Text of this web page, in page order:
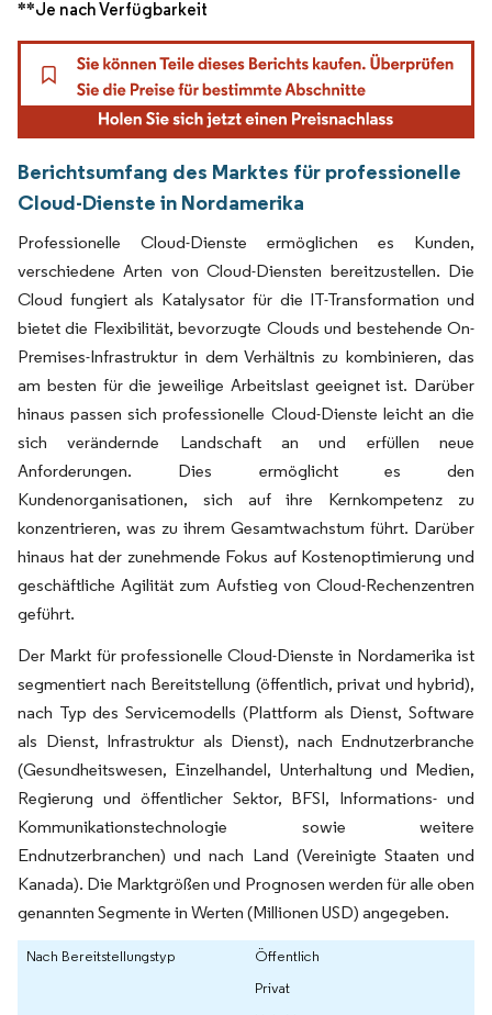
**Je nach Verfügbarkeit
Berichtsumfang des Marktes für professionelle
Cloud-Dienste in Nordamerika
Professionelle Cloud-Dienste ermöglichen es Kunden,
verschiedene Arten von Cloud-Diensten bereitzustellen. Die
Cloud fungiert als Katalysator für die IT-Transformation und
bietet die Flexibilität, bevorzugte Clouds und bestehende On-
Premises-Infrastruktur in dem Verhältnis zu kombinieren, das
am besten für die jeweilige Arbeitslast geeignet ist. Darüber
hinaus passen sich professionelle Cloud-Dienste leicht an die
sich verändernde Landschaft an und erfüllen neue
Anforderungen. Dies ermöglicht es den
Kundenorganisationen, sich auf ihre Kernkompetenz zu
konzentrieren, was zu ihrem Gesamtwachstum führt. Darüber
hinaus hat der zunehmende Fokus auf Kostenoptimierung und
geschäftliche Agilität zum Aufstieg von Cloud-Rechenzentren
geführt.
Der Markt für professionelle Cloud-Dienste in Nordamerika ist
segmentiert nach Bereitstellung (öffentlich, privat und hybrid),
nach Typ des Servicemodells (Plattform als Dienst, Software
als Dienst, Infrastruktur als Dienst), nach Endnutzerbranche
(Gesundheitswesen, Einzelhandel, Unterhaltung und Medien,
Regierung und öffentlicher Sektor, BFSI, Informations- und
Kommunikationstechnologie sowie weitere
Endnutzerbranchen) und nach Land (Vereinigte Staaten und
Kanada). Die Marktgrößen und Prognosen werden für alle oben
genannten Segmente in Werten (Millionen USD) angegeben.
Nach Bereitstellungstyp
Öffentlich
Privat